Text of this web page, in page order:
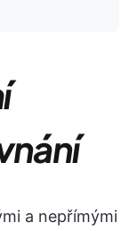
a nepřímými